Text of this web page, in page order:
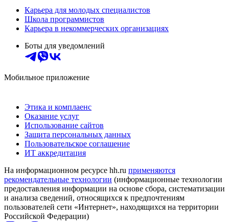
Карьера для молодых специалистов
Школа программистов
Карьера в некоммерческих организациях
Боты для уведомлений
Мобильное приложение
Этика и комплаенс
Оказание услуг
Использование сайтов
Защита персональных данных
Пользовательское соглашение
ИТ аккредитация
На информационном ресурсе hh.ru применяются
рекомендательные технологии (информационные технологии
предоставления информации на основе сбора, систематизации
и анализа сведений, относящихся к предпочтениям
пользователей сети «Интернет», находящихся на территории
Российской Федерации)